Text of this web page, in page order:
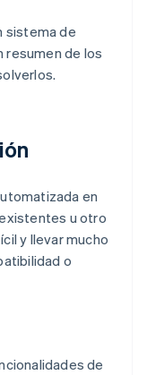
sistema de
resumen de los
en
u otro
y llevar mucho
o
de